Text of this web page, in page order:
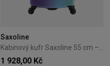
Saxoline
1 928,00 Kč